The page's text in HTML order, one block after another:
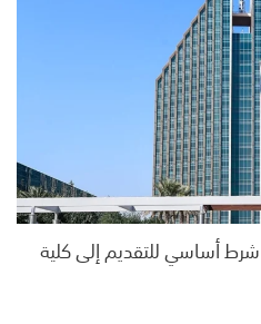
شرط أساسي للتقديم إلى كلية